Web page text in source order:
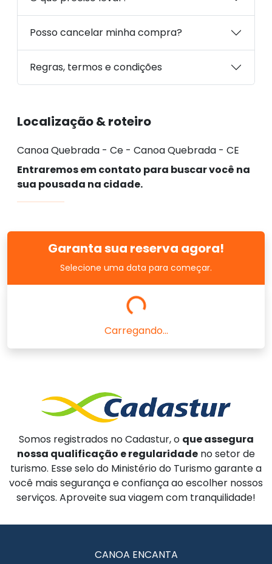
Posso cancelar minha compra?
Regras, termos e condições
Localização & roteiro
Canoa Quebrada - Ce - Canoa Quebrada - CE
Entraremos em contato para buscar você na
sua pousada na cidade.
Garanta sua reserva agora!
Selecione uma data para começar.
Carregando...
Somos registrados no Cadastur, o que assegura
nossa qualificação e regularidade no setor de
turismo. Esse selo do Ministério do Turismo garante a
você mais segurança e confiança ao escolher nossos
serviços. Aproveite sua viagem com tranquilidade!
CANOA ENCANTA